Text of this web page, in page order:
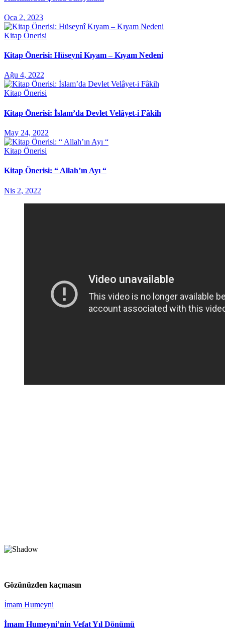
Oca 2, 2023
Kitap Önerisi
Kitap Önerisi: Hüseynî Kıyam – Kıyam Nedeni
Ağu 4, 2022
Kitap Önerisi
Kitap Önerisi: İslam’da Devlet Velâyet-i Fâkih
May 24, 2022
Kitap Önerisi
Kitap Önerisi: “ Allah’ın Ayı “
Nis 2, 2022
Gözünüzden kaçmasın
İmam Humeyni
İmam Humeyni’nin Vefat Yıl Dönümü